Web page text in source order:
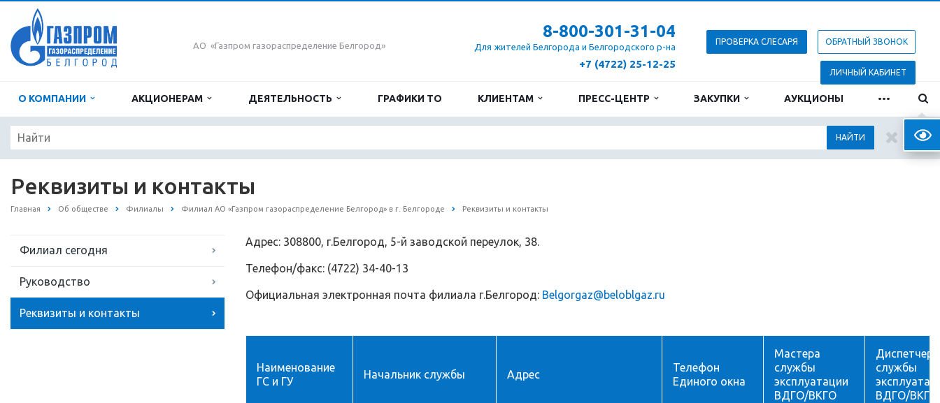
АО «Газпром газораспределение Белгород»
8-800-301-31-04
Для жителей Белгорода и Белгородского р-на
+7 (4722) 25-12-25
ПРОВЕРКА СЛЕСАРЯ ОБРАТНЫЙ ЗВОНОК
ЛИЧНЫЙ КАБИНЕТ
О КОМПАНИИ АКЦИОНЕРАМ ДЕЯТЕЛЬНОСТЬ ГРАФИКИ ТО КЛИЕНТАМ ПРЕСС-ЦЕНТР ЗАКУПКИ АУКЦИОНЫ ...
НАЙТИ
Реквизиты и контакты
Главная Об обществе Филиалы Филиал АО «Газпром газораспределение Белгород» в г. Белгороде Реквизиты и контакты
Филиал сегодня
Руководство
Реквизиты и контакты
Адрес: 308800, г.Белгород, 5-й заводской переулок, 38.
Телефон/факс: (4722) 34-40-13
Официальная электронная почта филиала г.Белгород: Belgorgaz@beloblgaz.ru
Наименование
ГС и ГУ
Начальник службы Адрес
Телефон
Единого окна
Мастера
службы
эксплуатации
ВДГО/ВКГО
службы
ВДГО/ВКГО